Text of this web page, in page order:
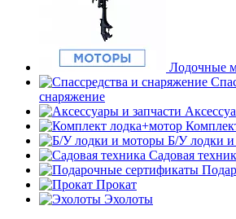
Лодочные
снаряжение
Б/У лодки
Садовая
Прокат
Эхолоты